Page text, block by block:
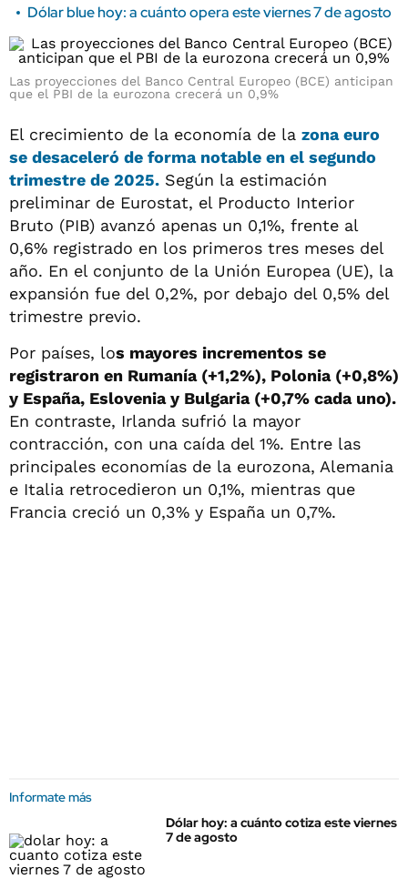
Dólar blue hoy: a cuánto opera este viernes 7 de agosto
Las proyecciones del Banco Central Europeo (BCE) anticipan
que el PBI de la eurozona crecerá un 0,9%
El crecimiento de la economía de la zona euro
se desaceleró de forma notable en el segundo
trimestre de 2025. Según la estimación
preliminar de Eurostat, el Producto Interior
Bruto (PIB) avanzó apenas un 0,1%, frente al
0,6% registrado en los primeros tres meses del
año. En el conjunto de la Unión Europea (UE), la
expansión fue del 0,2%, por debajo del 0,5% del
trimestre previo.
Por países, los mayores incrementos se
registraron en Rumanía (+1,2%), Polonia (+0,8%)
y España, Eslovenia y Bulgaria (+0,7% cada uno).
En contraste, Irlanda sufrió la mayor
contracción, con una caída del 1%. Entre las
principales economías de la eurozona, Alemania
e Italia retrocedieron un 0,1%, mientras que
Francia creció un 0,3% y España un 0,7%.
Informate más
Dólar hoy: a cuánto cotiza este viernes
7 de agosto